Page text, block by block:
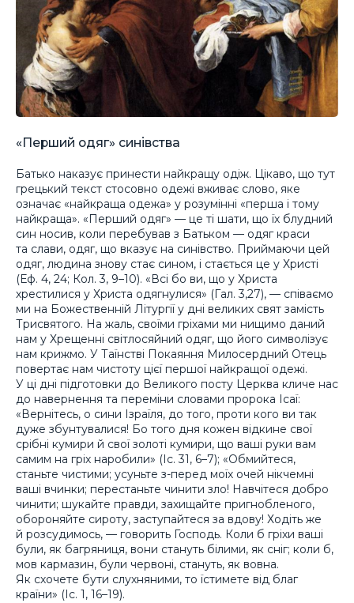
«Перший одяг» синівства
Батько наказує принести найкращу одіж. Цікаво, що тут
грецький текст стосовно одежі вживає слово, яке
означає «найкраща одежа» у розумінні «перша і тому
найкраща». «Перший одяг» — це ті шати, що їх блудний
син носив, коли перебував з Батьком — одяг краси
та слави, одяг, що вказує на синівство. Приймаючи цей
одяг, людина знову стає сином, і стається це у Христі
(Еф. 4, 24; Кол. 3, 9–10). «Всі бо ви, що у Христа
хрестилися у Христа одягнулися» (Гал. 3,27), — співаємо
ми на Божественній Літургії у дні великих свят замість
Трисвятого. На жаль, своїми гріхами ми нищимо даний
нам у Хрещенні світлосяйний одяг, що його символізує
нам крижмо. У Таїнстві Покаяння Милосердний Отець
повертає нам чистоту цієї першої найкращої одежі.
У ці дні підготовки до Великого посту Церква кличе нас
до навернення та переміни словами пророка Ісаї:
«Вернітесь, о сини Ізраїля, до того, проти кого ви так
дуже збунтувалися! Бо того дня кожен відкине свої
срібні кумири й свої золоті кумири, що ваші руки вам
самим на гріх наробили» (Іс. 31, 6–7); «Обмийтеся,
станьте чистими; усуньте з-перед моїх очей нікчемні
ваші вчинки; перестаньте чинити зло! Навчітеся добро
чинити; шукайте правди, захищайте пригнобленого,
обороняйте сироту, заступайтеся за вдову! Ходіть же
й розсудимось, — говорить Господь. Коли б гріхи ваші
були, як багряниця, вони стануть білими, як сніг; коли б,
мов кармазин, були червоні, стануть, як вовна.
Як схочете бути слухняними, то їстимете від благ
країни» (Іс. 1, 16–19).